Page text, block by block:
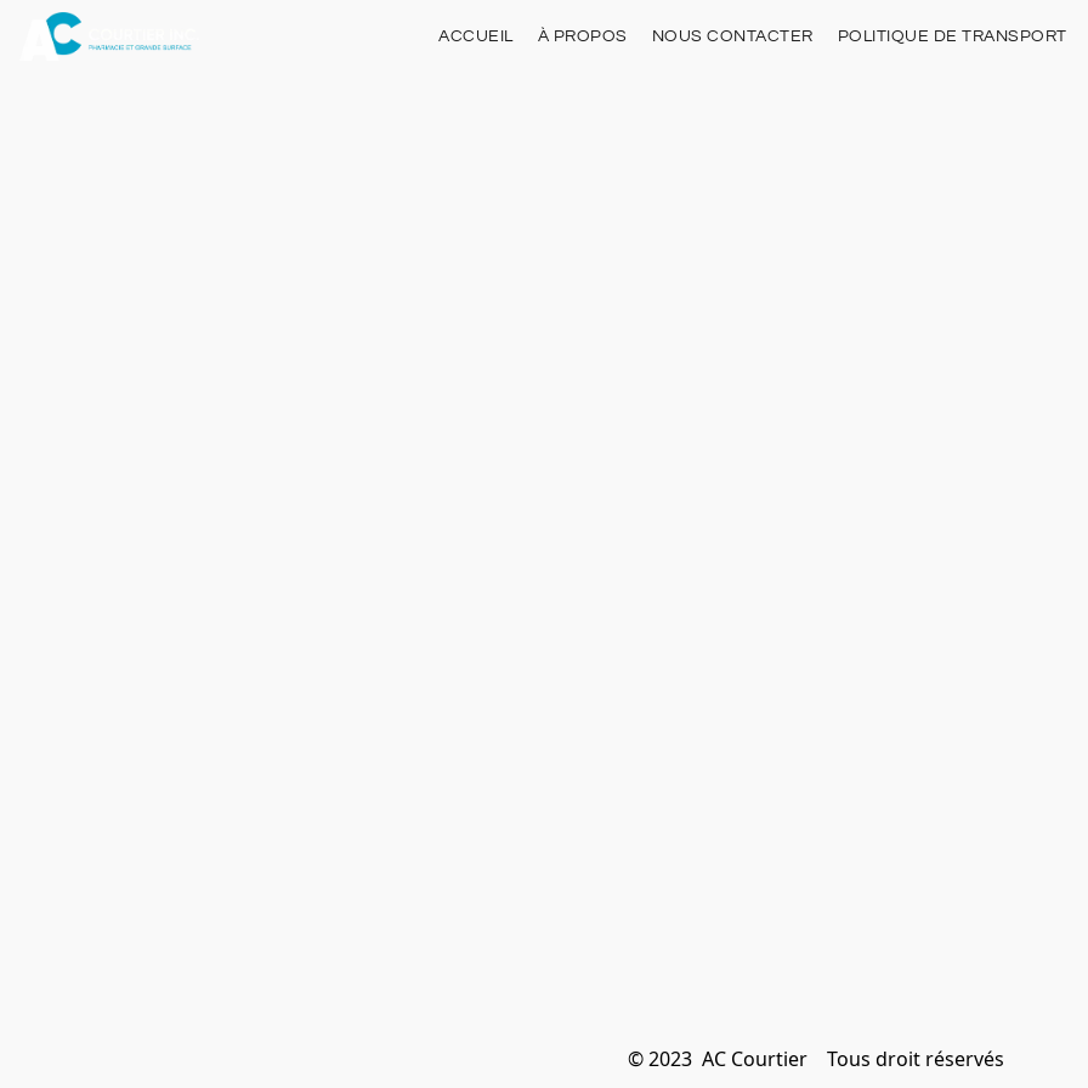
ACCUEIL À PROPOS NOUS CONTACTER POLITIQUE DE TRANSPORT
© 2023  AC Courtier    Tous droit réservés